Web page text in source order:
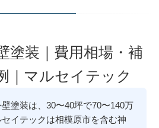
塗装｜費用相場・補
｜マルセイテック
塗装は、30〜40坪で70〜140万
イテックは相模原市を含む神